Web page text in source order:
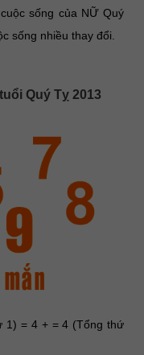
sống của NỮ Quý
sống nhiều thay đổi.
Quý Tỵ 2013
1) = 4 + = 4 (Tổng thứ